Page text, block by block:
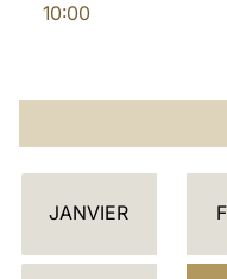
10:00
C
L
JANVIER